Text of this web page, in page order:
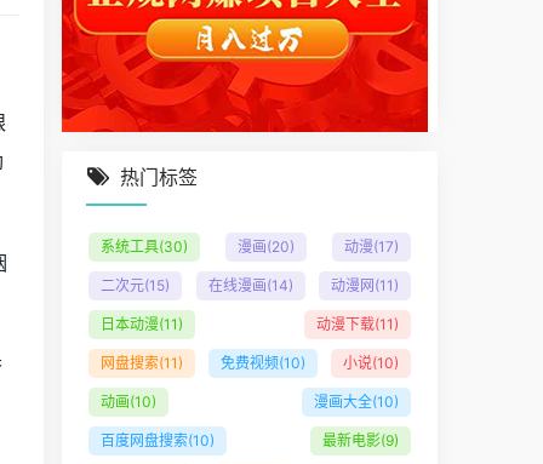
热门标签
系统工具(30) 漫画(20) 动漫(17)
二次元(15) 在线漫画(14) 动漫网 (11)
日本动漫(11) 动漫下载(11)
网盘搜索(11) 免费视频(10) 小说(10)
动画(10) 漫画大全(10)
百度网盘搜索(10) 最新电影(9)